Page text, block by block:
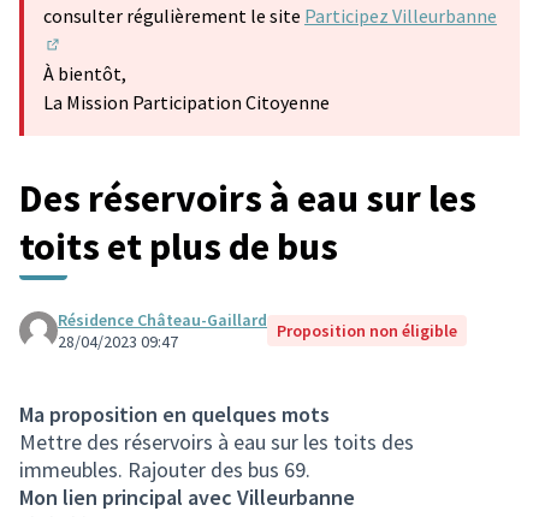
consulter régulièrement le site Participez Villeurbanne
(S'ouvre dans un nouvel onglet)
À bientôt,
La Mission Participation Citoyenne
Des réservoirs à eau sur les
toits et plus de bus
Résidence Château-Gaillard
28/04/2023 09:47
Proposition non éligible
Ma proposition en quelques mots
Mettre des réservoirs à eau sur les toits des
immeubles. Rajouter des bus 69.
Mon lien principal avec Villeurbanne